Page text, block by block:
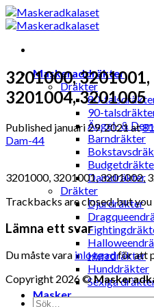
Skip
to
Maskeraddräkter
Dräkter
80-
90-
Ängel- &
Barndräkter
Damdräkter
Dräkter
Djurdräkter
Herrdräkter
Hunddräkter
Sexiga
Masker
3201000,
3201004, 3201005
Published januari 29, 2021at
Dam-44
3201000, 3201001, 3201002,
Trackbacks are closed, but you
Lämna ett svar
Du måste vara inloggadför att
Copyright 2026 ©
Sök